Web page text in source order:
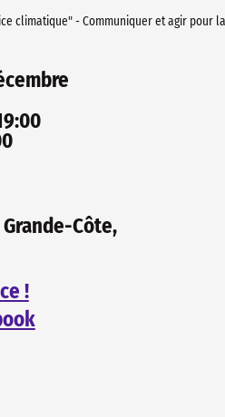
Côte,
!